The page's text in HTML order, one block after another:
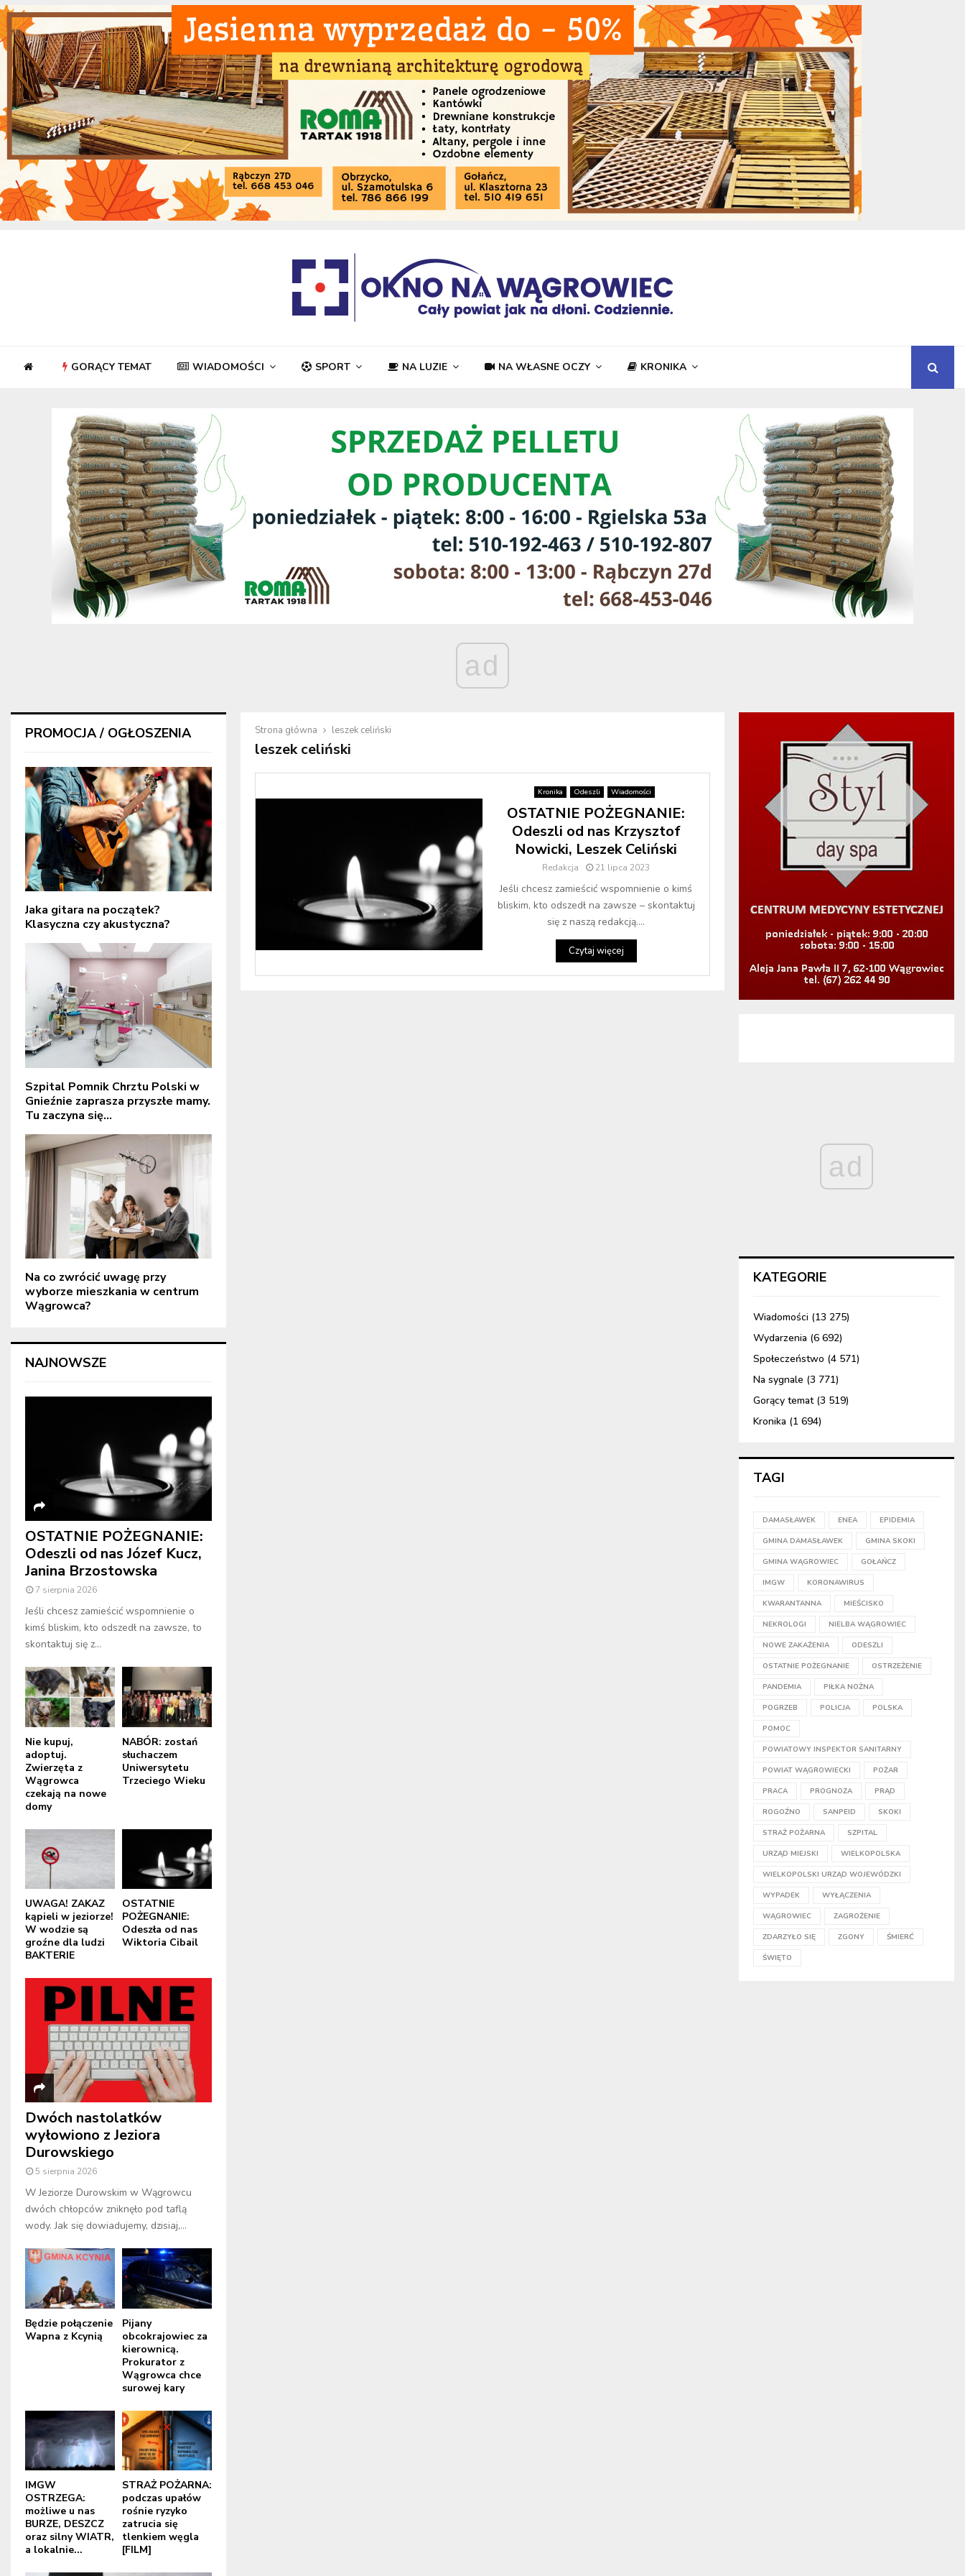
GORĄCY TEMAT WIADOMOŚCI SPORT NA LUZIE NA WŁASNE OCZY KRONIKA
ad
Strona główna leszek celiński
leszek celiński
Kronika Odeszli Wiadomości
OSTATNIE POŻEGNANIE:
Odeszli od nas Krzysztof
Nowicki, Leszek Celiński
Redakcja 21 lipca 2023
Jeśli chcesz zamieścić wspomnienie o kimś
bliskim, kto odszedł na zawsze – skontaktuj
się z naszą redakcją....
Czytaj więcej
PROMOCJA / OGŁOSZENIA
Jaka gitara na początek?
Klasyczna czy akustyczna?
Szpital Pomnik Chrztu Polski w
Gnieźnie zaprasza przyszłe mamy.
Tu zaczyna się...
Na co zwrócić uwagę przy
wyborze mieszkania w centrum
Wągrowca?
NAJNOWSZE
OSTATNIE POŻEGNANIE:
Odeszli od nas Józef Kucz,
Janina Brzostowska
7 sierpnia 2026
Jeśli chcesz zamieścić wspomnienie o
kimś bliskim, kto odszedł na zawsze, to
skontaktuj się z...
Nie kupuj,
adoptuj.
Zwierzęta z
Wągrowca
czekają na nowe
domy
NABÓR: zostań
słuchaczem
Uniwersytetu
Trzeciego Wieku
UWAGA! ZAKAZ
kąpieli w jeziorze!
W wodzie są
groźne dla ludzi
BAKTERIE
OSTATNIE
POŻEGNANIE:
Odeszła od nas
Wiktoria Cibail
Dwóch nastolatków
wyłowiono z Jeziora
Durowskiego
5 sierpnia 2026
W Jeziorze Durowskim w Wągrowcu
dwóch chłopców zniknęło pod taflą
wody. Jak się dowiadujemy, dzisiaj,...
Będzie połączenie
Wapna z Kcynią
Pijany
obcokrajowiec za
kierownicą.
Prokurator z
Wągrowca chce
surowej kary
IMGW
OSTRZEGA:
możliwe u nas
BURZE, DESZCZ
oraz silny WIATR,
a lokalnie...
STRAŻ POŻARNA:
podczas upałów
rośnie ryzyko
zatrucia się
tlenkiem węgla
[FILM]
ad
KATEGORIE
Wiadomości (13 275)
Wydarzenia (6 692)
Społeczeństwo (4 571)
Na sygnale (3 771)
Gorący temat(3 519)
Kronika (1 694)
TAGI
DAMASŁAWEK ENEA EPIDEMIA
GMINA DAMASŁAWEK GMINA SKOKI
GMINA WĄGROWIEC GOŁAŃCZ
IMGW KORONAWIRUS
KWARANTANNA MIEŚCISKO
NEKROLOGI NIELBA WĄGROWIEC
NOWE ZAKAŻENIA ODESZLI
OSTATNIE POŻEGNANIE OSTRZEŻENIE
PANDEMIA PIŁKA NOŻNA
POGRZEB POLICJA POLSKA
POMOC
POWIATOWY INSPEKTOR SANITARNY
POWIAT WĄGROWIECKI POŻAR
PRACA PROGNOZA PRĄD
ROGOŹNO SANPEID SKOKI
STRAŻ POŻARNA SZPITAL
URZĄD MIEJSKI WIELKOPOLSKA
WIELKOPOLSKI URZĄD WOJEWÓDZKI
WYPADEK WYŁĄCZENIA
WĄGROWIEC ZAGROŻENIE
ZDARZYŁO SIĘ ZGONY ŚMIERĆ
ŚWIĘTO